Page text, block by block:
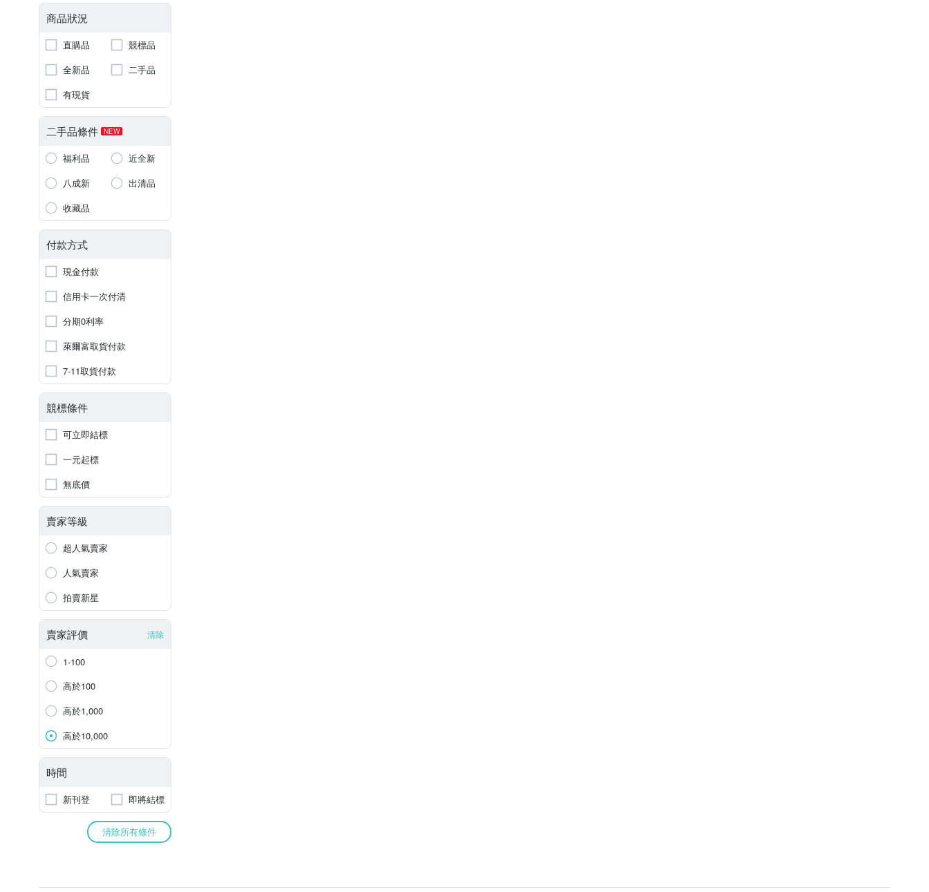
商品狀況
直購品
競標品
全新品
二手品
有現貨
二手品條件 NEW
福利品
近全新
八成新
出清品
收藏品
付款方式
現金付款
信用卡一次付清
分期0利率
萊爾富取貨付款
7-11取貨付款
競標條件
可立即結標
一元起標
無底價
賣家等級
超人氣賣家
人氣賣家
拍賣新星
賣家評價 清除
1-100
高於100
高於1,000
高於10,000
時間
新刊登 即將結標
清除所有條件